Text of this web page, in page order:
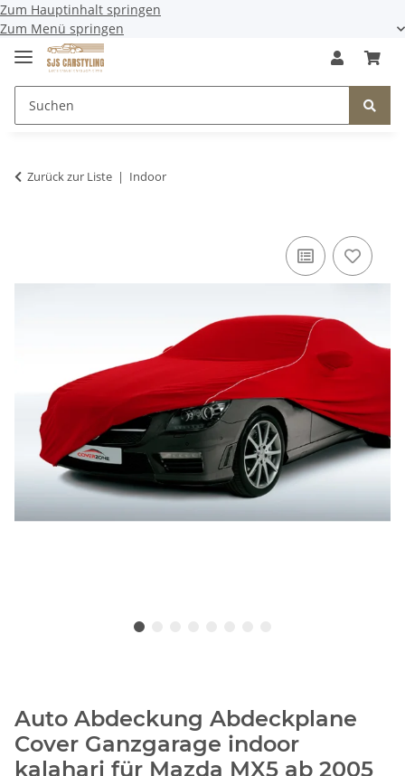
Zum Hauptinhalt springen
Zum Menü springen
Zurück zur Liste Indoor
Auto Abdeckung Abdeckplane
Cover Ganzgarage indoor
kalahari für Mazda MX5 ab 2005